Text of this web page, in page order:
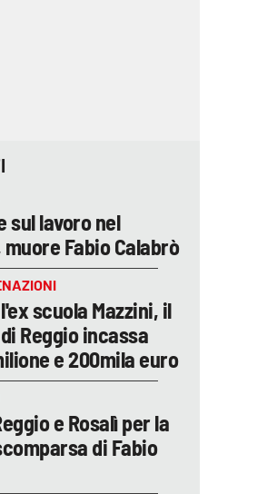
sul lavoro nel
muore Fabio Calabrò
scuola Mazzini, il
Reggio incassa
e 200mila euro
e Rosalì per la
di Fabio